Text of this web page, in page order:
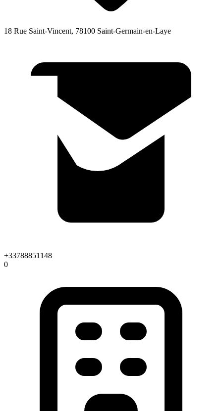
18 Rue Saint-Vincent, 78100 Saint-Germain-en-Laye
+33788851148
0